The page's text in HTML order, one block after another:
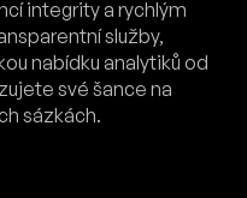
integrity a rychlým
služby,
nabídku analytiků od
své šance na
sázkách.